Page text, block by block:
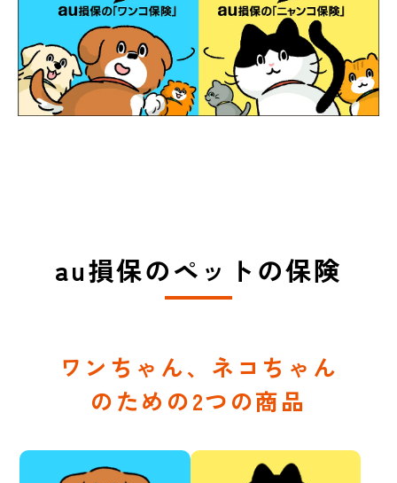
au損保のペットの保険
ワンちゃん、ネコちゃん
のための2つの商品